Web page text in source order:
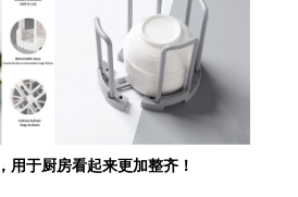
用于厨房看起来更加整齐！